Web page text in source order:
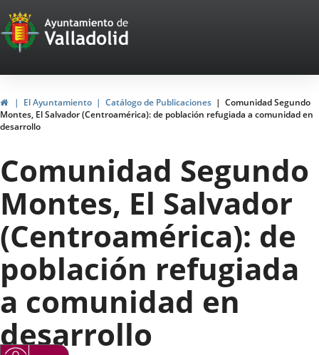
Portal
Web
del
Ayuntamiento
de
Valladolid
InicioEl Ayuntamiento Catálogo de Publicaciones
Comunidad Segundo
Montes, El Salvador (Centroamérica): de población refugiada a comunidad en
desarrollo
Comunidad Segundo
Montes, El Salvador
(Centroamérica): de
población refugiada
a comunidad en
desarrollo